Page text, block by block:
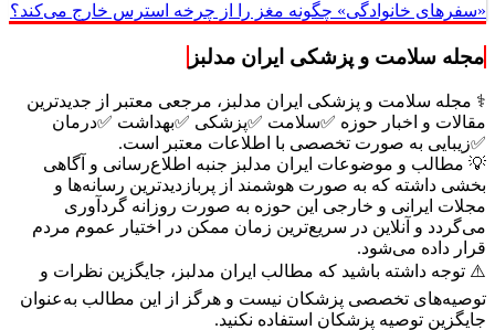
«سفرهای خانوادگی» چگونه مغز را از چرخه استرس خارج می‌کند؟
مجله سلامت و پزشکی ایران مدلبز
⚕️ مجله سلامت و پزشکی ایران مدلبز، مرجعی معتبر از جدیدترین
مقالات و اخبار حوزه ✅سلامت ✅پزشکی ✅بهداشت ✅درمان
✅زیبایی به صورت تخصصی با اطلاعات معتبر است.
💡 مطالب و موضوعات ایران مدلبز جنبه اطلاع‌رسانی و آگاهی
بخشی داشته که به صورت هوشمند از پربازدیدترین رسانه‌ها و
مجلات ایرانی و خارجی این حوزه به صورت روزانه گردآوری
می‌گردد و آنلاین در سریع‌ترین زمان ممکن در اختیار عموم مردم
قرار داده می‌شود.
⚠️ توجه داشته باشید که مطالب ایران مدلبز، جایگزین نظرات و
توصیه‌های تخصصی پزشکان نیست و هرگز از این مطالب به‌عنوان
جایگزین توصیه پزشکان استفاده نکنید.